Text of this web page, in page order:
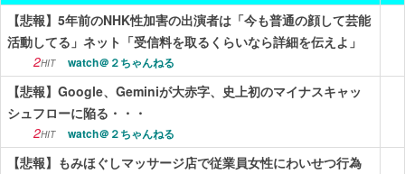
スポーツ
漫画・アニメ
ゲーム
Vtuber
趣味
【悲報】5年前のNHK性加害の出演者は「今も普通の顔して芸能
活動してる」ネット「受信料を取るくらいなら詳細を伝えよ」
2HIT watch＠２ちゃんねる
【悲報】Google、Geminiが大赤字、史上初のマイナスキャッ
シュフローに陥る・・・
2HIT watch＠２ちゃんねる
【悲報】もみほぐしマッサージ店で従業員女性にわいせつ行為